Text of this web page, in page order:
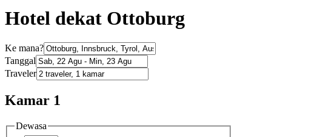
Hotel dekat Ottoburg
Ke mana?
Tanggal
Traveler
Kamar 1
Dewasa